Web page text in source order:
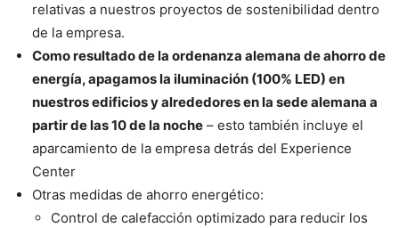
relativas a nuestros proyectos de sostenibilidad dentro
de la empresa.
Como resultado de la ordenanza alemana de ahorro de
energía, apagamos la iluminación (100% LED) en
nuestros edificios y alrededores en la sede alemana a
partir de las 10 de la noche – esto también incluye el
aparcamiento de la empresa detrás del Experience
Center
Otras medidas de ahorro energético:
Control de calefacción optimizado para reducir los